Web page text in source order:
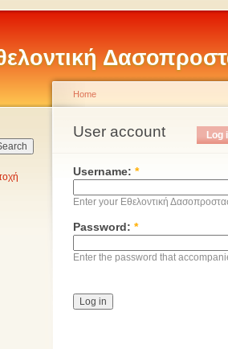
Home
User account Log
Username: *
Enter your Εθελοντική
Password: *
Enter the password that